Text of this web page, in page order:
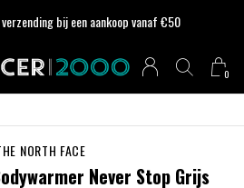
0
bij een aankoop vanaf €50
NORTH FACE
Never Stop Grijs